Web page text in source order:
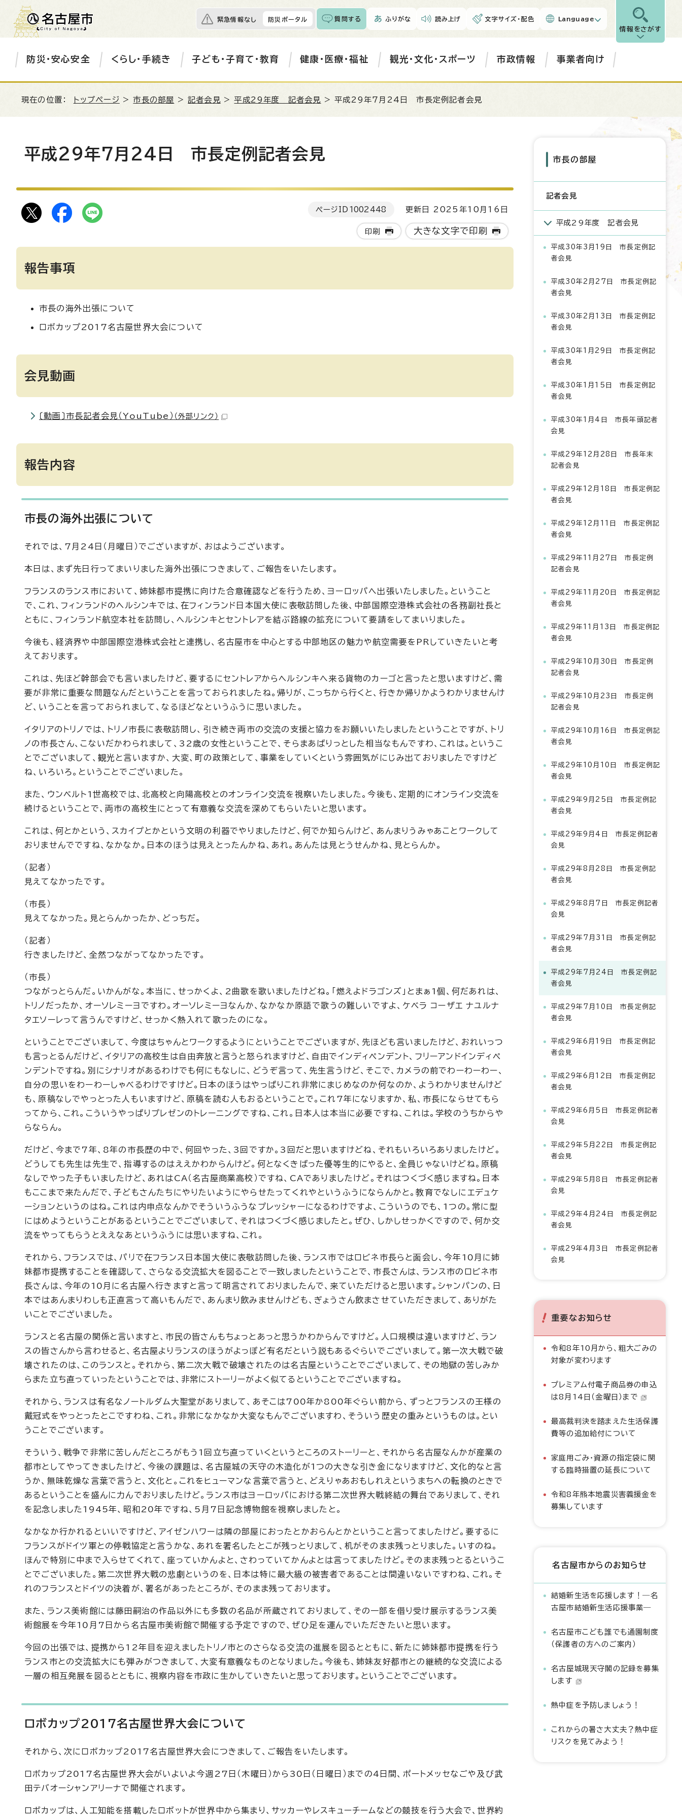
緊急情報なし 防災ポータル 質問する ふりがな 読み上げ 文字サイズ・配色 Language
情報をさがす
防災・安心安全 くらし・手続き 子ども・子育て・教育 健康・医療・福祉 観光・文化・スポーツ 市政情報 事業者向け
現在の位置： トップページ >市長の部屋 >記者会見>平成29年度 記者会見 > 平成29年7月24日 市長定例記者会見
平成29年7月24日 市長定例記者会見
ページID 1002448 更新日 2025年10月16日
印刷 大きな文字で印刷
報告事項
市長の海外出張について
ロボカップ2017名古屋世界大会について
会見動画
〔動画〕市長記者会見（YouTube） （外部リンク）
報告内容
市長の海外出張について
それでは、7月24日（月曜日）でございますが、おはようございます。
本日は、まず先日行ってまいりました海外出張につきまして、ご報告をいたします。
フランスのランス市において、姉妹都市提携に向けた合意確認などを行うため、ヨーロッパへ出張いたしました。ということ
で、これ、フィンランドのヘルシンキでは、在フィンランド日本国大使に表敬訪問した後、中部国際空港株式会社の各務副社長と
ともに、フィンランド航空本社を訪問し、ヘルシンキとセントレアを結ぶ路線の拡充について要請をしてまいりました。
今後も、経済界や中部国際空港株式会社と連携し、名古屋市を中心とする中部地区の魅力や航空需要をPRしていきたいと考
えております。
これは、先ほど幹部会でも言いましたけど、要するにセントレアからヘルシンキへ来る貨物のカーゴと言ったと思いますけど、需
要が非常に重要な問題なんだということを言っておられましたね。帰りが、こっちから行くと、行きか帰りかようわかりませんけ
ど、いうことを言っておられまして、なるほどなというふうに思いました。
イタリアのトリノでは、トリノ市長に表敬訪問し、引き続き両市の交流の支援と協力をお願いいたしましたということですが、トリ
ノの市長さん、こないだかわられまして、32歳の女性ということで、そらまあばりっとした相当なもんですわ、これは。というこ
とでございまして、観光と言いますか、大変、町の政策として、事業をしていくという雰囲気がにじみ出ておりましたですけど
ね、いろいろ。ということでございました。
また、ウンベルト1世高校では、北高校と向陽高校とのオンライン交流を視察いたしました。今後も、定期的にオンライン交流を
続けるということで、両市の高校生にとって有意義な交流を深めてもらいたいと思います。
これは、何とかという、スカイプとかという文明の利器でやりましたけど、何でか知らんけど、あんまりうみゃあことワークして
おりませんでですね、なかなか。日本のほうは見えとったんかね、あれ。あんたは見とうせんかね、見とらんか。
（記者）
見えてなかったです。
（市長）
見えてなかった。見とらんかったか、どっちだ。
（記者）
行きましたけど、全然つながってなかったです。
（市長）
つながっとらんだ。いかんがな。本当に、せっかくよ、2曲歌を歌いましたけどね。「燃えよドラゴンズ」とまぁ1個、何だあれは、
トリノだったか、オーソレミーヨですわ。オーソレミーヨなんか、なかなか原語で歌うの難しいですよ、ケベラ コーザエ ナユルナ
タエソーレって言うんですけど、せっかく熱入れて歌ったのにな。
ということでございまして、今度はちゃんとワークするようにということでございますが、先ほども言いましたけど、おれいっつ
も言っとるんだけど、イタリアの高校生は自由奔放と言うと怒られますけど、自由でインディペンデント、フリーアンドインディペ
ンデントですね。別にシナリオがあるわけでも何にもなしに、どうぞ言って、先生言うけど、そこで、カメラの前でわーわーわー、
自分の思いをわーわーしゃべるわけですけど。日本のほうはやっぱりこれ非常にまじめなのか何なのか、ようわかりませんけど
も、原稿なしでやっとった人もいますけど、原稿を読む人もおるということで。これ7年になりますか、私、市長にならせてもら
ってから、これ。こういうやっぱりプレゼンのトレーニングですね、これ。日本人は本当に必要ですね、これは。学校のうちからや
らならん。
だけど、今まで7年、8年の市長歴の中で、何回やった、3回ですか。3回だと思いますけどね、それもいろいろありましたけど。
どうしても先生は先生で、指導するのはええかわからんけど。何となくきばった優等生的にやると、全員じゃないけどね。原稿
なしでやった子もいましたけど、あれはCA（名古屋商業高校）ですね、CAでありましたけど。それはつくづく感じますね。日本
もここまで来たんだで、子どもさんたちにやりたいようにやらせたってくれやというふうにならんかと。教育でなしにエデュケ
ーションというのはね。これは内申点なんかでそういうふうなプレッシャーになるわけですよ、こういうのでも、1つの。常に型
にはめようということがあるということでございまして、それはつくづく感じましたと。ぜひ、しかしせっかくですので、何か交
流をやってもらうとええなあというふうには思いますね、これ。
それから、フランスでは、パリで在フランス日本国大使に表敬訪問した後、ランス市ではロビネ市長らと面会し、今年10月に姉
妹都市提携することを確認して、さらなる交流拡大を図ることで一致しましたということで、市長さんは、ランス市のロビネ市
長さんは、今年の10月に名古屋へ行きますと言って明言されておりましたんで、来ていただけると思います。シャンパンの、日
本ではあんまりわしも正直言って高いもんだで、あんまり飲みませんけども、ぎょうさん飲まさせていただきまして、ありがた
いことでございました。
ランスと名古屋の関係と言いますと、市民の皆さんもちょっとあっと思うかわからんですけど。人口規模は違いますけど、ラン
スの皆さんから言わせると、名古屋よりランスのほうがよっぽど有名だという説もあるぐらいでございまして。第一次大戦で破
壊されたのは、このランスと。それから、第二次大戦で破壊されたのは名古屋ということでございまして、その地獄の苦しみか
らまた立ち直っていったということでは、非常にストーリーがよく似てるということでございますね。
それから、ランスは有名なノートルダム大聖堂がありまして、あそこは700年か800年ぐらい前から、ずっとフランスの王様の
戴冠式をやっとったとこですわね、これ。非常になかなか大変なもんでございますわ、そういう歴史の重みというものは。とい
うことでございます。
そういう、戦争で非常に苦しんだところがもう1回立ち直っていくというところのストーリーと、それから名古屋なんかが産業の
都市としてやってきましたけど、今後の課題は、名古屋城の天守の木造化が1つの大きな引き金になりますけど、文化的なと言
うか、無味乾燥な言葉で言うと、文化と。これをヒューマンな言葉で言うと、どえりゃあおもしれえというまちへの転換のときで
あるということを盛んに力んでおりましたけど。ランス市はヨーロッパにおける第二次世界大戦終結の舞台でありまして、それ
を記念しました1945年、昭和20年ですね、5月7日記念博物館を視察しましたと。
なかなか行かれるといいですけど、アイゼンハワーは隣の部屋におったとかおらんとかということ言ってましたけど。要するに
フランスがドイツ軍との停戦協定と言うかな、あれを署名したとこが残っとりまして、机がそのまま残っとりました。いすのね。
ほんで特別に中まで入らせてくれて、座っていかんよと、さわっていてかんよとは言ってましたけど。そのまま残っとるというこ
とでございました。第二次世界大戦の悲劇というのを、日本は特に最大級の被害者であることは間違いないですわね、これ。そ
れのフランスとドイツの決着が、署名があったところが、そのまま残っております。
また、ランス美術館には藤田嗣治の作品以外にも多数の名品が所蔵されておりまして、その一部を借り受け展示するランス美
術館展を今年10月7日から名古屋市美術館で開催する予定ですので、ぜひ足を運んでいただきたいと思います。
今回の出張では、提携から12年目を迎えましたトリノ市とのさらなる交流の進展を図るとともに、新たに姉妹都市提携を行う
ランス市との交流拡大にも弾みがつきまして、大変有意義なものとなりました。今後も、姉妹友好都市との継続的な交流による
一層の相互発展を図るとともに、視察内容を市政に生かしていきたいと思っております。ということでございます。
ロボカップ2017名古屋世界大会について
それから、次にロボカップ2017名古屋世界大会につきまして、ご報告をいたします。
ロボカップ2017名古屋世界大会がいよいよ今週27日（木曜日）から30日（日曜日）までの4日間、ポートメッセなごや及び武
田テバオーシャンアリーナで開催されます。
ロボカップは、人工知能を搭載したロボットが世界中から集まり、サッカーやレスキューチームなどの競技を行う大会で、世界約
市長の部屋
記者会見
平成29年度 記者会見
平成30年3月19日 市長定例記
者会見
平成30年2月27日 市長定例記
者会見
平成30年2月13日 市長定例記
者会見
平成30年1月29日 市長定例記
者会見
平成30年1月15日 市長定例記
者会見
平成30年1月4日 市長年頭記者
会見
平成29年12月28日 市長年末
記者会見
平成29年12月18日 市長定例記
者会見
平成29年12月11日 市長定例記
者会見
平成29年11月27日 市長定例
記者会見
平成29年11月20日 市長定例記
者会見
平成29年11月13日 市長定例記
者会見
平成29年10月30日 市長定例
記者会見
平成29年10月23日 市長定例
記者会見
平成29年10月16日 市長定例記
者会見
平成29年10月10日 市長定例記
者会見
平成29年9月25日 市長定例記
者会見
平成29年9月4日 市長定例記者
会見
平成29年8月28日 市長定例記
者会見
平成29年8月7日 市長定例記者
会見
平成29年7月31日 市長定例記
者会見
平成29年7月24日 市長定例記
者会見
平成29年7月10日 市長定例記
者会見
平成29年6月19日 市長定例記
者会見
平成29年6月12日 市長定例記
者会見
平成29年6月5日 市長定例記者
会見
平成29年5月22日 市長定例記
者会見
平成29年5月8日 市長定例記者
会見
平成29年4月24日 市長定例記
者会見
平成29年4月3日 市長定例記者
会見
重要なお知らせ
令和8年10月から、粗大ごみの
対象が変わります
プレミアム付電子商品券の申込
は8月14日（金曜日）まで
最高裁判決を踏まえた生活保護
費等の追加給付について
家庭用ごみ・資源の指定袋に関
する臨時措置の延長について
令和8年熊本地震災害義援金を
募集しています
名古屋市からのお知らせ
結婚新生活を応援します！―名
古屋市結婚新生活応援事業―
名古屋市こども誰でも通園制度
（保護者の方へのご案内）
名古屋城現天守閣の記録を募集
します
熱中症を予防しましょう！
これからの暑さ大丈夫？熱中症
リスクを見てみよう！